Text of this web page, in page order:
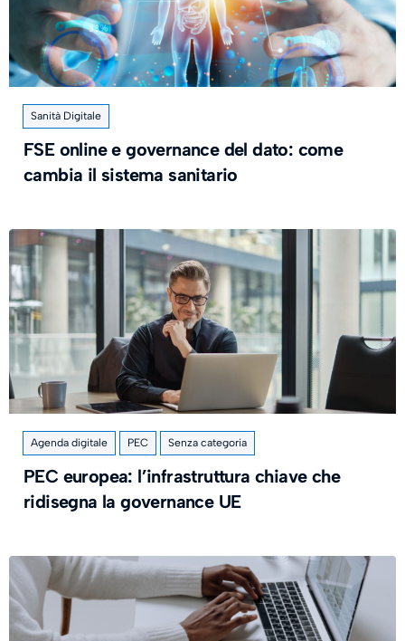
Sanità Digitale
FSE online e governance del dato: come
cambia il sistema sanitario
Agenda digitale PEC Senza categoria
PEC europea: l’infrastruttura chiave che
ridisegna la governance UE